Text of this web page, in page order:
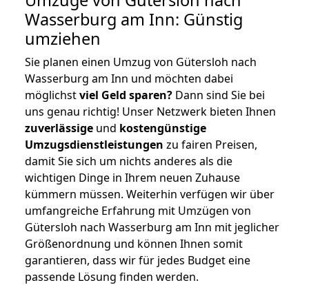
Wasserburg am Inn: Günstig
umziehen
Sie planen einen Umzug von Gütersloh nach
Wasserburg am Inn und möchten dabei
möglichstviel Geld sparen? Dann sind Sie bei
uns genau richtig! Unser Netzwerk bieten Ihnen
zuverlässige und kostengünstige
Umzugsdienstleistungen zu fairen Preisen,
damit Sie sich um nichts anderes als die
wichtigen Dinge in Ihrem neuen Zuhause
kümmern müssen. Weiterhin verfügen wir über
umfangreiche Erfahrung mit Umzügen von
Gütersloh nach Wasserburg am Inn mit jeglicher
Größenordnung und können Ihnen somit
garantieren, dass wir für jedes Budget eine
passende Lösung finden werden.